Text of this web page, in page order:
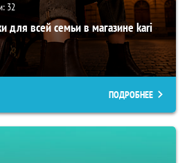
32
для всей семьи в магазине kari
ПОДРОБНЕЕ